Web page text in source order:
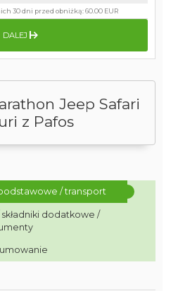
Jeep Safari
z Pafos
podstawowe / transport
dodatkowe /
30 dni przed obniżką:60.00 EUR
DALEJ